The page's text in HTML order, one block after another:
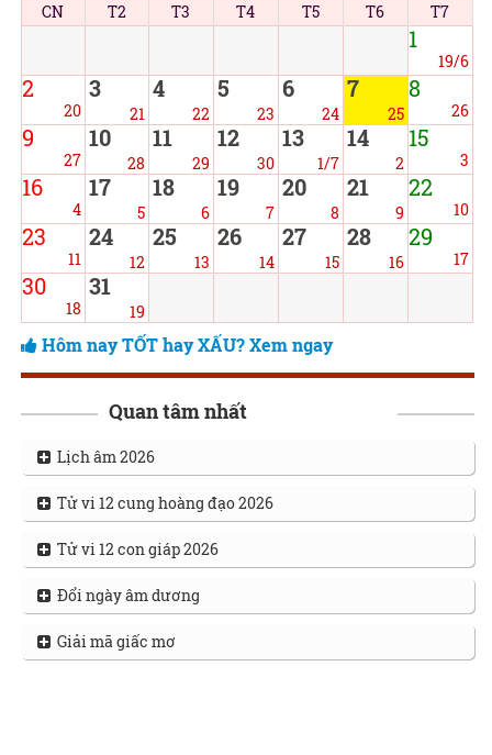
CN T2 T3 T4 T5 T6 T7
1
19/6
2
20
3
21
4
22
5
23
6
24
7
25
8
26
9
27
10
28
11
29
12
30
13
1/7
14
2
15
3
16
4
17
5
18
6
19
7
20
8
21
9
22
10
23
11
24
12
25
13
26
14
27
15
28
16
29
17
30
18
31
19
Hôm nay TỐT hay XẤU? Xem ngay
Quan tâm nhất
Lịch âm 2026
Tử vi 12 cung hoàng đạo 2026
Tử vi 12 con giáp 2026
Đổi ngày âm dương
Giải mã giấc mơ